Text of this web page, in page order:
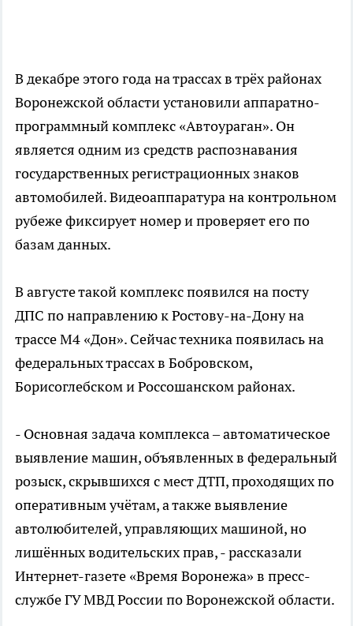
В декабре этого года на трассах в трёх районах
Воронежской области установили аппаратно-
программный комплекс «Автоураган». Он
является одним из средств распознавания
государственных регистрационных знаков
автомобилей. Видеоаппаратура на контрольном
рубеже фиксирует номер и проверяет его по
базам данных.
В августе такой комплекс появился на посту
ДПС по направлению к Ростову-на-Дону на
трассе М4 «Дон». Сейчас техника появилась на
федеральных трассах в Бобровском,
Борисоглебском и Россошанском районах.
- Основная задача комплекса – автоматическое
выявление машин, объявленных в федеральный
розыск, скрывшихся с мест ДТП, проходящих по
оперативным учётам, а также выявление
автолюбителей, управляющих машиной, но
лишённых водительских прав, - рассказали
Интернет-газете «Время Воронежа» в пресс-
службе ГУ МВД России по Воронежской области.